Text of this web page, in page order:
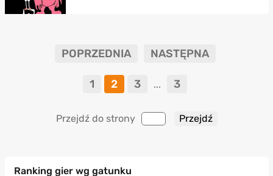
POPRZEDNIA NASTĘPNA
1 2 3 ... 3
Przejdź do strony
Ranking gier wg gatunku